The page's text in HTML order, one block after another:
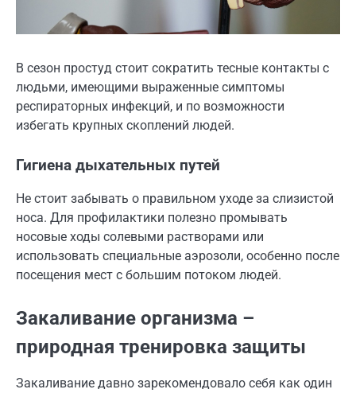
В сезон простуд стоит сократить тесные контакты с
людьми, имеющими выраженные симптомы
респираторных инфекций, и по возможности
избегать крупных скоплений людей.
Гигиена дыхательных путей
Не стоит забывать о правильном уходе за слизистой
носа. Для профилактики полезно промывать
носовые ходы солевыми растворами или
использовать специальные аэрозоли, особенно после
посещения мест с большим потоком людей.
Закаливание организма –
природная тренировка защиты
Закаливание давно зарекомендовало себя как один